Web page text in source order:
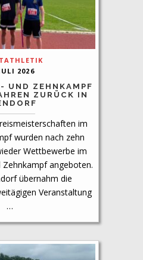
2026
UND ZEHNKAMPF
ZURÜCK IN
im
wurden nach zehn
Wettbewerbe im
Zehnkampf angeboten.
übernahm die
Veranstaltung
…